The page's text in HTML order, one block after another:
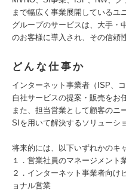
まで幅広く事業展開しているユ
グループのサービスは、大手・
のお客様に導入され、その信頼
どんな仕事か
インターネット事業者（ISP、
自社サービスの提案・販売をお
また、担当営業として顧客のニ
SIを用いて解決するソリューシ
将来的には、以下いずれかのキ
１．営業社員のマネージメント
２．インターネット事業者向け
ョナル営業